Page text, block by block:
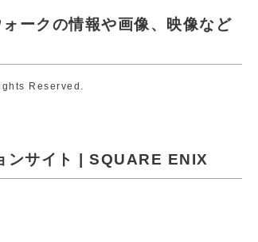
ークの情報や画像、映像など
Reserved.
ンサイト | SQUARE ENIX